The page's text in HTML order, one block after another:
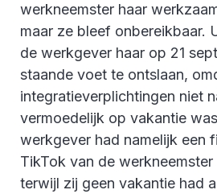
werkneemster haar
maar ze bleef onbereikbaar.
de werkgever haar op 21
staande voet te ontslaan,
integratieverplichtingen niet
vermoedelijk op vakantie
werkgever had namelijk een
TikTok van de
terwijl zij geen vakantie had